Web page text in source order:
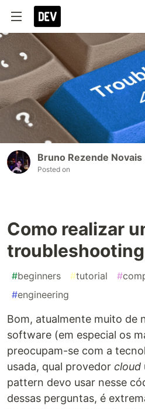
Bruno Rezende Novais
Posted on
Como realizar
#beginners #tutorial #
#engineering
Bom, atualmente muito de
software (em especial os
preocupam-se com a
usada, qual provedor cloud
pattern devo usar nesse
dessas perguntas, é